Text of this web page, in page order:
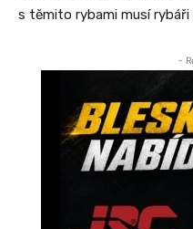
s těmito rybami musí rybáři
-